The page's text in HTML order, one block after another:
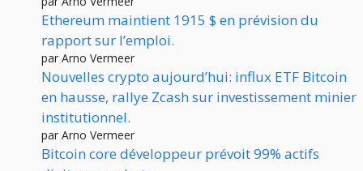
Ethereum maintient 1915 $ en prévision du
rapport sur l’emploi.
par Arno Vermeer
Nouvelles crypto aujourd’hui: influx ETF Bitcoin
en hausse, rallye Zcash sur investissement minier
institutionnel.
par Arno Vermeer
Bitcoin core développeur prévoit 99% actifs